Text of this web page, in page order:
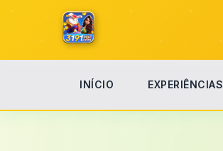
INÍCIO EXPERIÊNCIAS